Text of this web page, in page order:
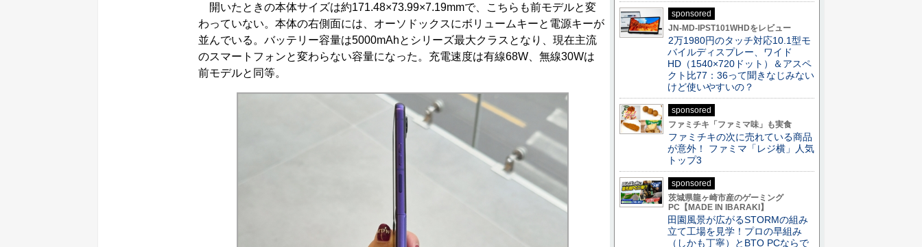
開いたときの本体サイズは約171.48×73.99×7.19mmで、こちらも前モデルと変
わっていない。本体の右側面には、オーソドックスにボリュームキーと電源キーが
並んでいる。バッテリー容量は5000mAhとシリーズ最大クラスとなり、現在主流
のスマートフォンと変わらない容量になった。充電速度は有線68W、無線30Wは
前モデルと同等。
sponsored
JN-MD-IPST101WHDをレビュー
2万1980円のタッチ対応10.1型モ
バイルディスプレー、ワイド
HD（1540×720ドット）＆アスペ
クト比77：36って聞きなじみない
けど使いやすいの？
sponsored
ファミチキ「ファミマ味」も実食
ファミチキの次に売れている商品
が意外！ ファミマ「レジ横」人気
トップ3
sponsored
茨城県龍ヶ崎市産のゲーミング
PC【MADE IN IBARAKI】
田園風景が広がるSTORMの組み
立て工場を見学！プロの早組み
（しかも丁寧）とBTO PCならで